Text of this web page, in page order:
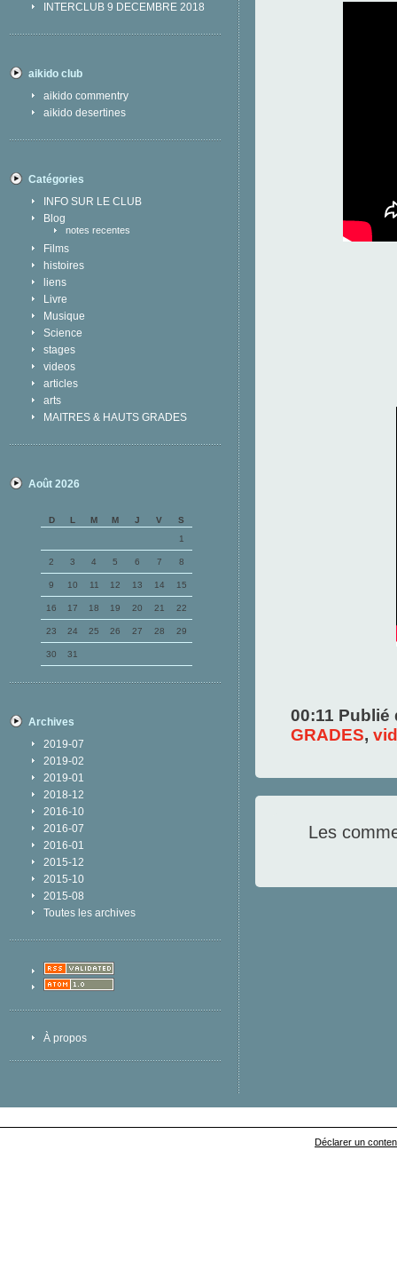
INTERCLUB 9 DECEMBRE 2018
aikido club
aikido commentry
aikido desertines
Catégories
INFO SUR LE CLUB
Blog
notes recentes
Films
histoires
liens
Livre
Musique
Science
stages
videos
articles
arts
MAITRES & HAUTS GRADES
Août 2026
D L M M J V
S
1
2 3 4 5 6 7 8
9 10 11 12 13 14 15
16 17 18 19 20 21 22
23 24 25 26 27 28 29
30 31
Archives
2019-07
2019-02
2019-01
2018-12
2016-10
2016-07
2016-01
2015-12
2015-10
2015-08
Toutes les archives
À propos
00:11
GRADES,
Les
Déclarer un